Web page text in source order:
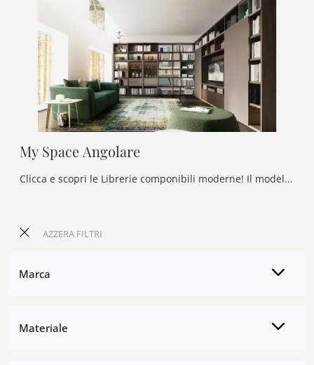
AZZERA FILTRI
Marca
Materiale
My Space Angolare
Clicca e scopri le Librerie componibili moderne! Il modello My Space Angolare Alf Da Frè saprà completare un living operativo e pratico.